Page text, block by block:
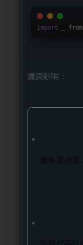
import _ from
漏洞影响：